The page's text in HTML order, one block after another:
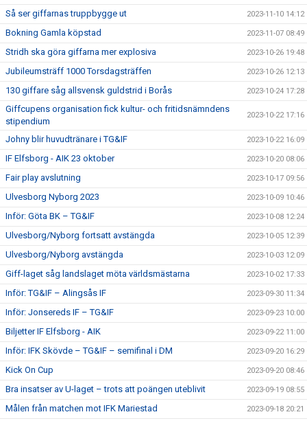
Så ser giffarnas truppbygge ut 2023-11-10 14:12
Bokning Gamla köpstad 2023-11-07 08:49
Stridh ska göra giffarna mer explosiva 2023-10-26 19:48
Jubileumsträff 1000 Torsdagsträffen 2023-10-26 12:13
130 giffare såg allsvensk guldstrid i Borås 2023-10-24 17:28
Giffcupens organisation fick kultur- och fritidsnämndens
stipendium
2023-10-22 17:16
Johny blir huvudtränare i TG&IF 2023-10-22 16:09
IF Elfsborg - AIK 23 oktober 2023-10-20 08:06
Fair play avslutning 2023-10-17 09:56
Ulvesborg Nyborg 2023 2023-10-09 10:46
Inför: Göta BK – TG&IF 2023-10-08 12:24
Ulvesborg/Nyborg fortsatt avstängda 2023-10-05 12:39
Ulvesborg/Nyborg avstängda 2023-10-03 12:09
Giff-laget såg landslaget möta världsmästarna 2023-10-02 17:33
Inför: TG&IF – Alingsås IF 2023-09-30 11:34
Inför: Jonsereds IF – TG&IF 2023-09-23 10:00
Biljetter IF Elfsborg - AIK 2023-09-22 11:00
Inför: IFK Skövde – TG&IF – semifinal i DM 2023-09-20 16:29
Kick On Cup 2023-09-20 08:46
Bra insatser av U-laget – trots att poängen uteblivit 2023-09-19 08:55
Målen från matchen mot IFK Mariestad 2023-09-18 20:21